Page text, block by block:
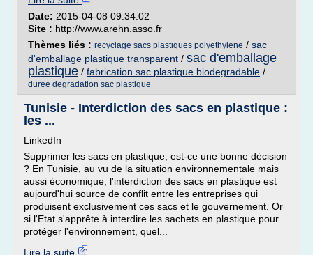
Date: 2015-04-08 09:34:02
Site : http://www.arehn.asso.fr
Thèmes liés : recyclage sacs plastiques polyethylene / sac
d'emballage plastique transparent / sac d'emballage
plastique / fabrication sac plastique biodegradable /
duree degradation sac plastique
Tunisie - Interdiction des sacs en plastique :
les ...
LinkedIn
Supprimer les sacs en plastique, est-ce une bonne décision
? En Tunisie, au vu de la situation environnementale mais
aussi économique, l'interdiction des sacs en plastique est
aujourd'hui source de conflit entre les entreprises qui
produisent exclusivement ces sacs et le gouvernement. Or
si l'Etat s'apprête à interdire les sachets en plastique pour
protéger l'environnement, quel...
Lire la suite